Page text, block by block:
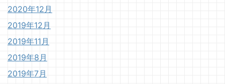
2020年12月
2019年12月
2019年11月
2019年8月
2019年7月